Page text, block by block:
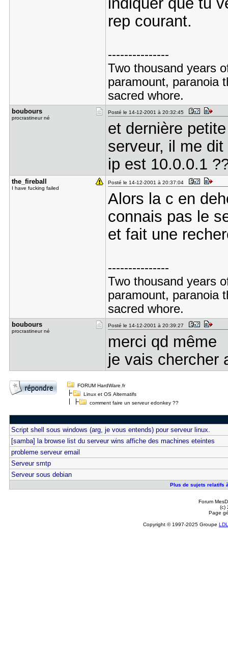
rep courant.
---------------
Two thousand years
paramount, paranoia
sacred whore.
boubours
procrastineur né
Posté le 14-12-2001 à 20:32:45
et dernière
serveur, il me
ip est 10.0.0.1
the_fireba​ll
I have fucking failed
Posté le 14-12-2001 à 20:37:04
Alors la c en
connais pas le
et fait une
---------------
Two thousand years
paramount, paranoia
sacred whore.
boubours
procrastineur né
Posté le 14-12-2001 à 20:39:27
merci qd même
je vais chercher
FORUM HardWare.fr
Linux et OS Alternatifs
comment faire un serveur edonkey ??
Script shell sous windows (arg, je vous entends) pour serveur linux.
[samba] la browse list du serveur wins affiche des machines eteintes
probleme serveur email
Serveur smtp
Serveur sous debian
Plus de sujets relatifs
Forum
(c)
Page
Copyright © 1997-2025 Groupe